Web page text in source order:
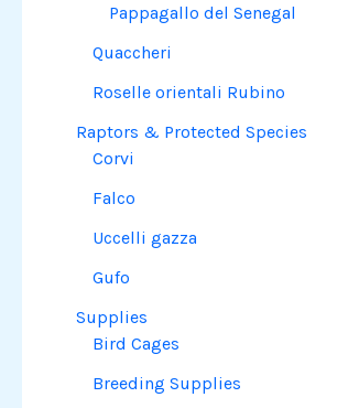
Pappagallo del Senegal
Quaccheri
Roselle orientali Rubino
Raptors & Protected Species
Corvi
Falco
Uccelli gazza
Gufo
Supplies
Bird Cages
Breeding Supplies